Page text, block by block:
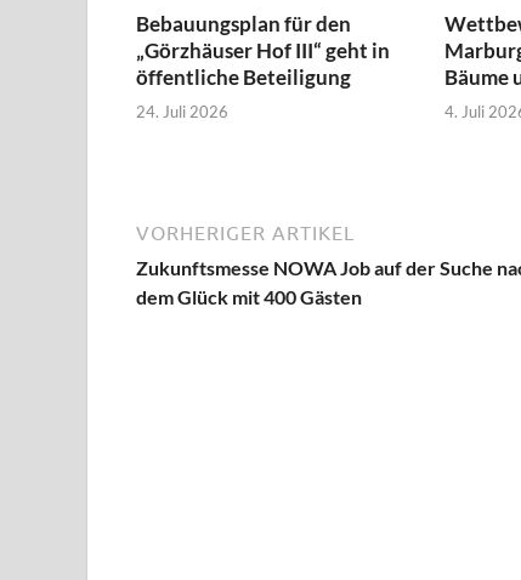
Bebauungsplan für den
„Görzhäuser Hof III“ geht in
öffentliche Beteiligung
24. Juli 2026
Bäume
4. Juli
VORHERIGER ARTIKEL
Zukunftsmesse NOWA Job auf der Suche
dem Glück mit 400 Gästen